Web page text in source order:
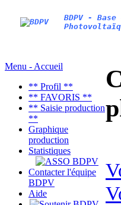
BDPV -
Menu - Accueil
** Profil **
** FAVORIS **
** Saisie production
**
Graphique
production
Statistiques
Contacter l'équipe
BDPV
Aide